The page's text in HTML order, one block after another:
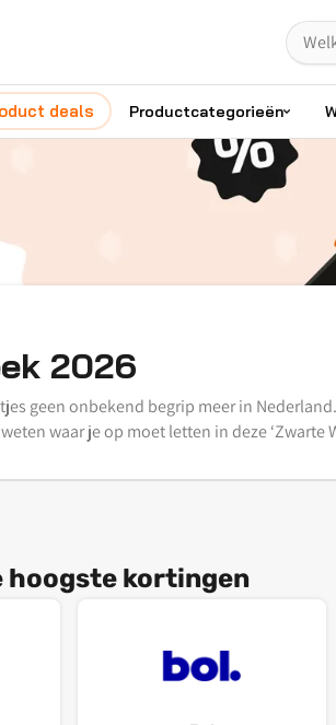
deals Productcategorieën
2026
geen onbekend begrip meer in
waar je op moet letten in deze ‘Zwarte
hoogste kortingen